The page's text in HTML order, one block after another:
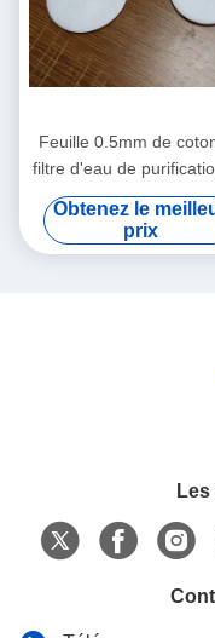
Feuille 0.5mm de
filtre d'eau de
bouilloire d'eaux
souterraines d'eau
robinet
Obtenez le
prix